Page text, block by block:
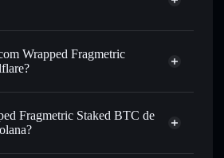
Staked BTC não está verificado
Wrapped Fragmetric
Staked BTC
Carteira
Fragmetric Staked BTC de
Agregador de Privacidade